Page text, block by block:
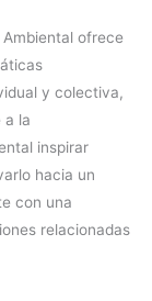
ofrece
y colectiva,
a la
inspirar
hacia un
con una
relacionadas